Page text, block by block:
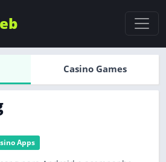
Casino Games
Apps